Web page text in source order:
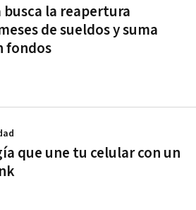
busca la reapertura
de sueldos y suma
fondos
que une tu celular con un